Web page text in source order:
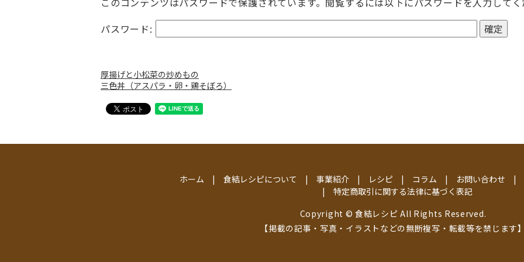
パスワード:
厚揚げと小松菜の炒めもの
三色丼（アスパラ・卵・鶏そぼろ）
ホーム 食結レシピについて 事業紹介 レシピ コラム お問い合わせ
特定商取引に関する法律に基づく表記
Copyright © 食結レシピ All Rights Reserved.
【掲載の記事・写真・イラストなどの無断複写・転載等を禁じます】